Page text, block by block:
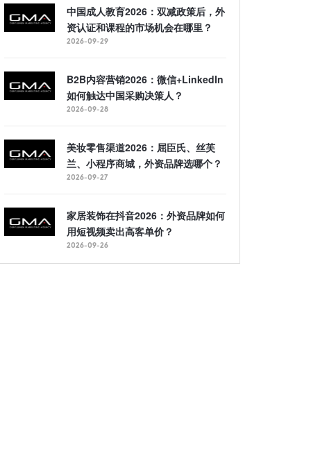
中国成人教育2026：双减政策后，外
资认证和课程的市场机会在哪里？
2026-09-29
B2B内容营销2026：微信+LinkedIn
如何触达中国采购决策人？
2026-09-28
美妆零售渠道2026：屈臣氏、丝芙
兰、小程序商城，外资品牌选哪个？
2026-09-27
家居装饰在抖音2026：外资品牌如何
用短视频卖出高客单价？
2026-09-26